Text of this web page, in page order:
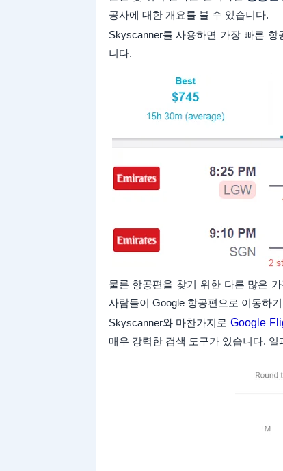
공사에 대한 개요를 볼 수 있습니다.
Skyscanner를 사용하면 가장 빠른
니다.
물론 항공편을 찾기 위한 다른 많은
사람들이 Google 항공편으로 이동하
Skyscanner와 마찬가지로 Google
매우 강력한 검색 도구가 있습니다.